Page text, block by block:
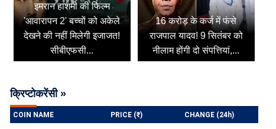
इमरान हाशमी की फिल्म
'आवारापन 2' बच्चों को अकेले
देखने की नहीं मिलेगी इजाजत!
सीबीएफसी...
16 करोड़ के कर्ज में फंसे
राजपाल यादव! 9 सितंबर को
नीलाम होंगी दो संपत्तियां,...
क्रिप्टोकरेंसी »